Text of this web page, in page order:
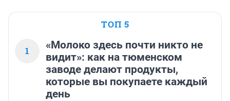
ТОП 5
1
«Молоко здесь почти никто не
видит»: как на тюменском
заводе делают продукты,
которые вы покупаете каждый
день